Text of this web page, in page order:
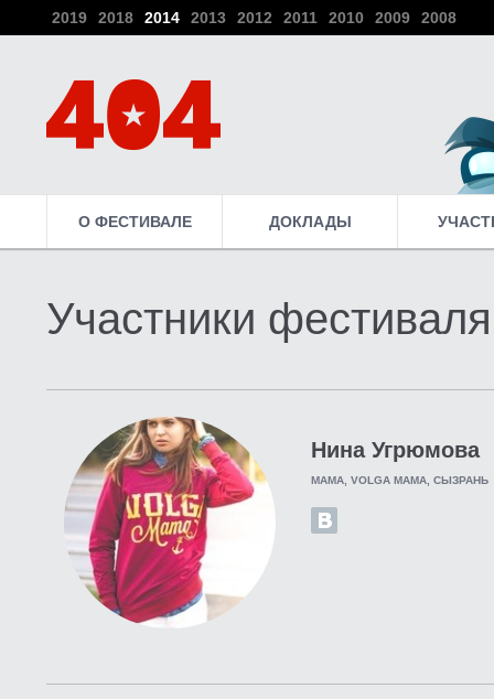
2019 2018 2014 2013 2012 2011 2010 2009 2008
О ФЕСТИВАЛЕ ДОКЛАДЫ
Участники фестиваля
Нина Угрюмова
МАМА, VOLGA MAMA, СЫЗРАНЬ